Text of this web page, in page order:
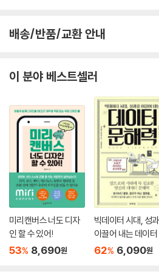
배송/반품/교환 안내
이 분야 베스트셀러
미리캔버스 너도 디자
인 할 수 있어!
53% 8,690원
빅데이터 시대, 성
이끌어 내는 데이터
해력
62% 6,090원